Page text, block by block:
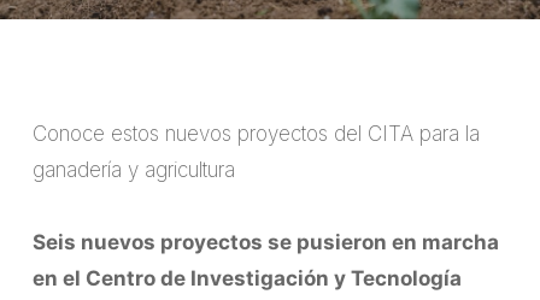
Conoce estos nuevos proyectos del CITA para la
ganadería y agricultura
Seis nuevos proyectos se pusieron en marcha
en el Centro de Investigación y Tecnología